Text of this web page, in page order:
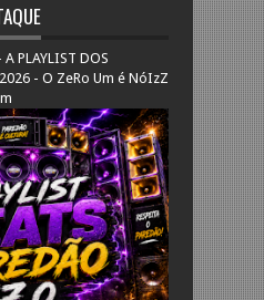
A PLAYLIST DOS
- O ZeRo Um é NóIzZ